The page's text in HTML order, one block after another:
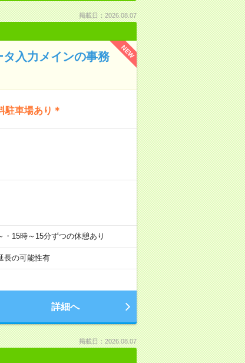
掲載日：2026.08.07
NEW
入力メインの事務
駐車場あり＊
15時～15分ずつの休憩あり
の可能性有
詳細へ
掲載日：2026.08.07